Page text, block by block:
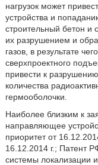
нагрузок может
устройства и
строительный бетон
их разрушением и
газов, в результате
сверхпроектного
привести к
количества
гермооболочки.
Наиболее близким к
направляющее
приоритет от
16.12.2014 г.; Патент
системы локализации